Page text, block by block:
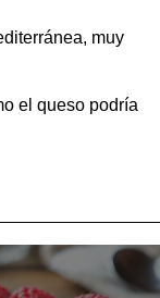
muy
el queso podría